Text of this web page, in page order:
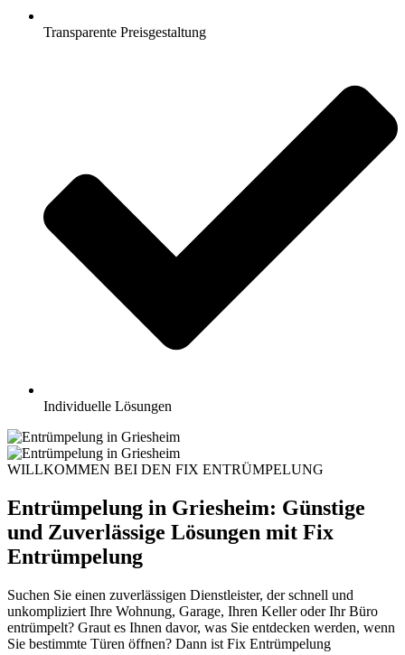
Transparente Preisgestaltung
Individuelle Lösungen
WILLKOMMEN BEI DEN FIX ENTRÜMPELUNG
Entrümpelung in Griesheim: Günstige
und Zuverlässige Lösungen mit Fix
Entrümpelung
Suchen Sie einen zuverlässigen Dienstleister, der schnell und
unkompliziert Ihre Wohnung, Garage, Ihren Keller oder Ihr Büro
entrümpelt? Graut es Ihnen davor, was Sie entdecken werden, wenn
Sie bestimmte Türen öffnen? Dann ist Fix Entrümpelung